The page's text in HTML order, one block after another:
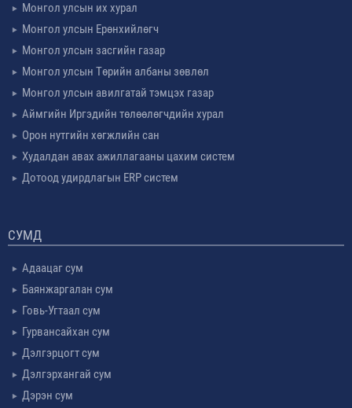
Монгол улсын их хурал
Монгол улсын Ерөнхийлөгч
Монгол улсын засгийн газар
Монгол улсын Төрийн албаны зөвлөл
Монгол улсын авилгатай тэмцэх газар
Аймгийн Иргэдийн төлөөлөгчдийн хурал
Орон нутгийн хөгжлийн сан
Худалдан авах ажиллагааны цахим систем
Дотоод удирдлагын ERP систем
СУМД
Адаацаг сум
Баянжаргалан сум
Говь-Угтаал сум
Гурвансайхан сум
Дэлгэрцогт сум
Дэлгэрхангай сум
Дэрэн сум